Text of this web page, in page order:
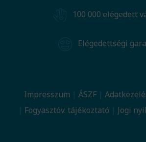
100 000 elégedett
Elégedettségi
Impresszum ÁSZF
Fogyasztóv. tájékoztató
Jogi